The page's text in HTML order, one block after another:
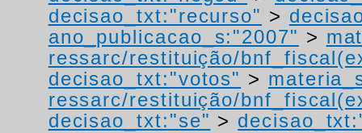
decisao_txt:"recurso" >
ano_publicacao_s:"2007" >
ressarc/restituição/
decisao_txt:"votos" >
ressarc/restituição/
decisao_txt:"se" >